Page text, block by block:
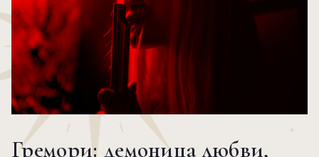
Гремори: демоница любви,